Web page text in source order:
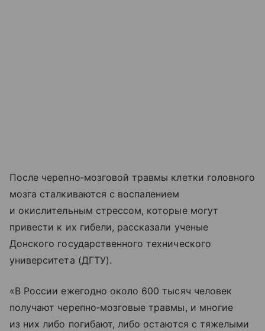
После черепно‑мозговой травмы клетки головного
мозга сталкиваются с воспалением
и окислительным стрессом, которые могут
привести к их гибели, рассказали ученые
Донского государственного технического
университета (ДГТУ).
«В России ежегодно около 600 тысяч человек
получают черепно‑мозговые травмы, и многие
из них либо погибают, либо остаются с тяжелыми